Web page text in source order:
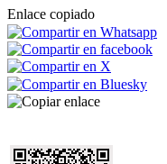
Enlace copiado